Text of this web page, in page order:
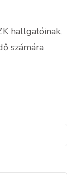
hallgatóinak,
számára